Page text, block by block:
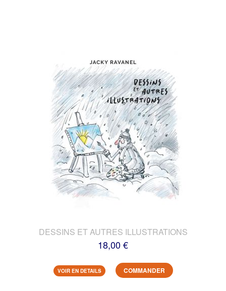
DESSINS ET AUTRES ILLUSTRATIONS
18,00 €
VOIR EN DETAILS COMMANDER